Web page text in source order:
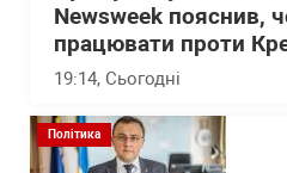
Newsweek пояснив,
працювати проти
19:14, Сьогодні
Політика